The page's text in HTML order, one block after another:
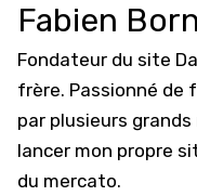
Fabien
Fondateur du site
frère. Passionné
par plusieurs
lancer mon propre
du mercato.